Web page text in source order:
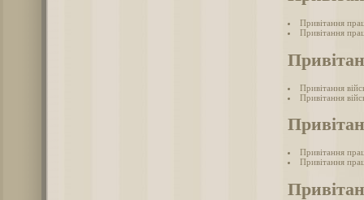
Привітання
Привітання
Привітання
Привітання
Привітання
Привітання